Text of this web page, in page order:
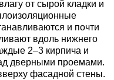
от сырой кладки и
и почти
вдоль нижнего
2–3 кирпича и
дверными проемами.
фасадной стены.